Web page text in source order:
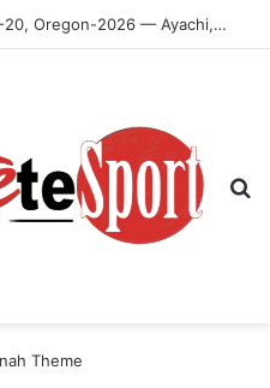
Championnats du monde U-20, Oregon-2026 — Ayachi, Dissa, Touahria et Ghezali en finale